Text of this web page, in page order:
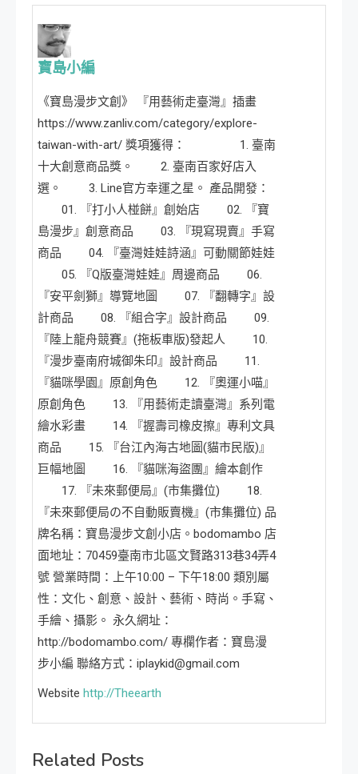
覽
寶島小編
《寶島漫步文創》 『用藝術走臺灣』插畫
https://www.zanliv.com/category/explore-
taiwan-with-art/ 獎項獲得： 1. 臺南
十大創意商品獎。 2. 臺南百家好店入
選。 3. Line官方幸運之星。 產品開發：
01. 『打小人椪餅』創始店 02. 『寶
島漫步』創意商品 03. 『現寫現賣』手寫
商品 04. 『臺灣娃娃詩涵』可動關節娃娃
05. 『Q版臺灣娃娃』周邊商品 06.
『安平劍獅』導覽地圖 07. 『翻轉字』設
計商品 08. 『組合字』設計商品 09.
『陸上龍舟競賽』(拖板車版)發起人 10.
『漫步臺南府城御朱印』設計商品 11.
『貓咪學園』原創角色 12. 『奧運小喵』
原創角色 13. 『用藝術走讀臺灣』系列電
繪水彩畫 14. 『握壽司橡皮擦』專利文具
商品 15. 『台江內海古地圖(貓市民版)』
巨幅地圖 16. 『貓咪海盜團』繪本創作
17. 『未來郵便局』(市集攤位) 18.
『未來郵便局の不自動販賣機』(市集攤位) 品
牌名稱：寶島漫步文創小店。bodomambo 店
面地址：70459臺南市北區文賢路313巷34弄4
號 營業時間：上午10:00 – 下午18:00 類別屬
性：文化、創意、設計、藝術、時尚。手寫、
手繪、攝影。 永久網址：
http://bodomambo.com/ 專欄作者：寶島漫
步小編 聯絡方式：iplaykid@gmail.com
Website http://Theearth
Related Posts